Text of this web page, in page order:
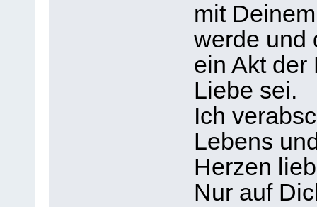
mit
werde und
ein Akt der
Liebe sei.
Ich
Lebens
Herzen
Nur auf